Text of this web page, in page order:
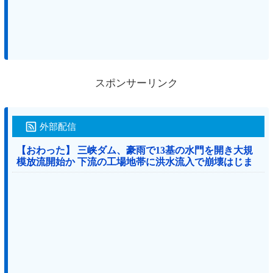
スポンサーリンク
外部配信
【おわった】 三峡ダム、豪雨で13基の水門を開き大規
模放流開始か 下流の工場地帯に洪水流入で崩壊はじま
る